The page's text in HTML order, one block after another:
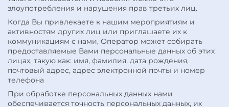
злоупотребления и нарушения прав третьих лиц.
Когда Вы привлекаете к нашим мероприятиям и
активностям других лиц или приглашаете их к
коммуникациям с нами, Оператор может собирать
предоставляемые Вами персональные данных об этих
лицах, такую как: имя, фамилия, дата рождения,
почтовый адрес, адрес электронной почты и номер
телефона
При обработке персональных данных нами
обеспечивается точность персональных данных, их